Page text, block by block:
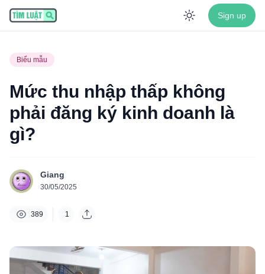
Enable
Sign up
Biểu mẫu
Mức thu nhập thấp không
phải đăng ký kinh doanh là
gì?
Giang
30/05/2025
389 1